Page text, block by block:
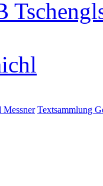
Messner Textsammlung